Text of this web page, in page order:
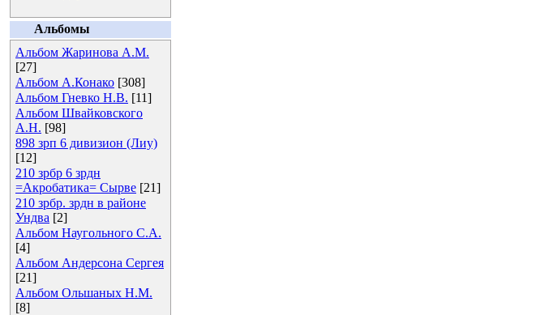
Альбомы
Альбом Жаринова А.М.
[27]
Альбом А.Конако [308]
Альбом Гневко Н.В. [11]
Альбом Швайковского
А.Н. [98]
898 зрп 6 дивизион (Лиу)
[12]
210 зрбр 6 зрдн
=Акробатика= Сырве [21]
210 зрбр. зрдн в районе
Ундва [2]
Альбом Наугольного С.А.
[4]
Альбом Андерсона Сергея
[21]
Альбом Ольшаных Н.М.
[8]